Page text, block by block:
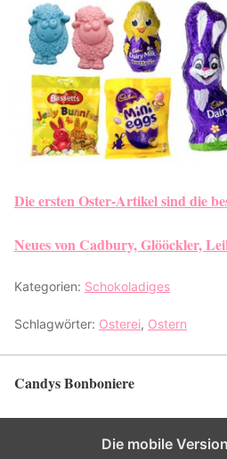
Die ersten Oster-Artikel sind die
Neues von Cadbury, Glööckler,
Kategorien: Schokoladiges
Schlagwörter: Osterei, Ostern
Candys Bonboniere
Die mobile